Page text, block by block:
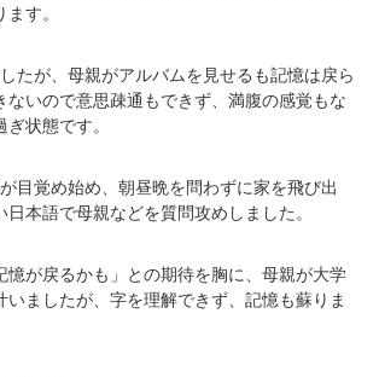
す。
たが、母親がアルバムを見せるも記憶は戻ら
ないので意思疎通もできず、満腹の感覚もな
状態です。
目覚め始め、朝昼晩を問わずに家を飛び出
日本語で母親などを質問攻めしました。
憶が戻るかも」との期待を胸に、母親が大学
いましたが、字を理解できず、記憶も蘇りま